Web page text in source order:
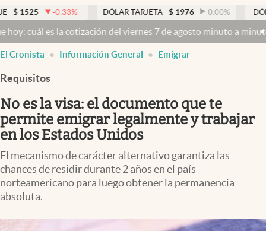
México
Economía y Política
Finanzas y Mercados
Mercados Online
Negocios
Columnistas
Otras secciones
Infotechnology
Clase
-0.33% DÓLAR TARJETA $ 1976 0.00% DÓLAR MEP $
la cotización del viernes 7 de agosto minuto a minutoDólar hoy
El Cronista Información General Emigrar
Requisitos
No es la visa: el documento que te
permite emigrar legalmente y trabajar
en los Estados Unidos
El mecanismo de carácter alternativo garantiza las
chances de residir durante 2 años en el país
norteamericano para luego obtener la permanencia
absoluta.